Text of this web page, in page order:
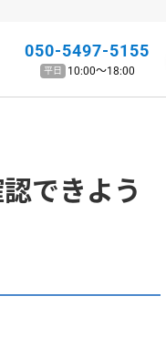
050-5497-5155
平日 10:00〜18:00
できよう